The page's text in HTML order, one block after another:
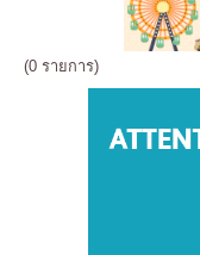
(0 รายการ)